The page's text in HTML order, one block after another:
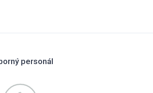
personál